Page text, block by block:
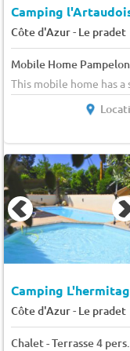
Camping
Côte d'Azur- Le pradet
Mobile Home
This mobile home has
Camping
Côte d'Azur- Le pradet
Chalet - Terrasse 4 pers.